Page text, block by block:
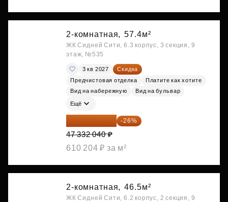
2-комнатная, 57.4м²
ЖК Сидней Сити, 6.3 корпус, 3 секция, 9
этаж, №535
3 кв 2027
Скидка
Предчистовая отделка
Платите как хотите
Вид на набережную
Вид на бульвар
Ещё
35 025 710 ₽ -26%
47 332 040 ₽
610 204 ₽ за м²
2-комнатная, 46.5м²
ЖК Сидней Сити, 6.2 корпус, 2 секция, 9